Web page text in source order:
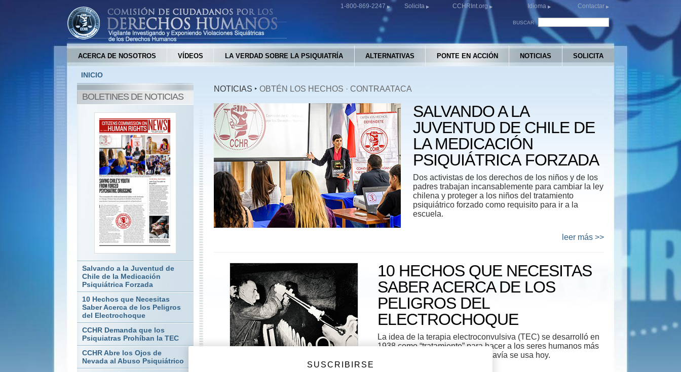
1-800-869-2247 Solicita CCHRInt.org Idioma Contactar
BUSCAR
ACERCA DE NOSOTROS VÍDEOS LA VERDAD SOBRE LA PSIQUIATRÍA ALTERNATIVAS PONTE EN ACCIÓN NOTICIAS SOLICITA
INICIO
NOTICIAS ‣ OBTÉN LOS HECHOS · CONTRAATACA
SALVANDO A LA
JUVENTUD DE CHILE DE
LA MEDICACIÓN
PSIQUIÁTRICA FORZADA
Dos activistas de los derechos de los niños y de los
padres trabajan incansablemente para cambiar la ley
chilena y proteger a los niños del tratamiento
psiquiátrico forzado como requisito para ir a la
escuela.
leer más >>
10 HECHOS QUE NECESITAS
SABER ACERCA DE LOS
PELIGROS DEL
ELECTROCHOQUE
La idea de la terapia electroconvulsiva (TEC) se desarrolló en
1938 como “tratamiento” para hacer a los seres humanos más
dóciles y esta práctica brutal todavía se usa hoy.
BOLETINES DE NOTICIAS
Salvando a la Juventud de
Chile de la Medicación
Psiquiátrica Forzada
10 Hechos que Necesitas
Saber Acerca de los Peligros
del Electrochoque
CCHR Demanda que los
Psiquiatras Prohíban la TEC
CCHR Abre los Ojos de
Nevada al Abuso Psiquiátrico
SUSCRIBIRSE